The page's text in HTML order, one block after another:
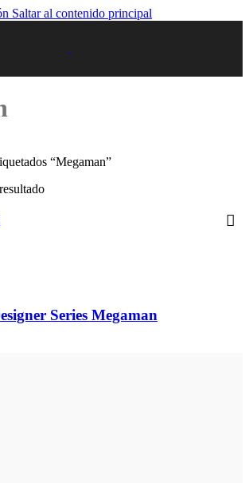
Saltar al contenido principal
“Megaman”
Series Megaman